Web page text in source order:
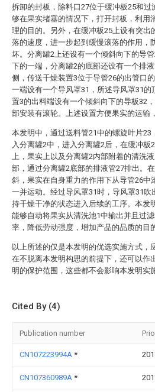
拆卸的封板，除料口27位于缓冲板25和
够在果实堵塞的情况下，打开封板，利用
理的目的。另外，在缓冲板25上设有突
落的速度，进一步起到缓慢滚落的作用，
坏。分离罐2上还设有一个倾斜向下的导
下的一端，分离罐2的底部还设有一个排
侧，传送干燥装置3位于导管26的出管口
一端设有一个导风罩31，所述导风罩31
置3的出料端设有一个倾斜向下的导板32
部安装有滚轮。上述设置方便果实的运输
本发明中，通过送料管21中的螺旋叶片
入分离罐2中，进入分离罐2后，在缓冲
上，果实上以及分离罐2内部附着的清洗
部，通过分离罐2底部的排液管27排出。
斜，果实在自身重力的作用下从导管26
一并运动。经过导风罩31时，导风罩31
持干燥干净的状态进入后续的工序。本发
能够自动将果实从清洗池1中输出并且过
率，降低劳动强度，增加产品的品质的目
以上所述的仅是本发明的优选实施方式，
在不脱离本发明构思的前提下，还可以作
明的保护范围，这些都不会影响本发明实
Cited By (4)
Publication number
CN107223994A *
CN107360989A *